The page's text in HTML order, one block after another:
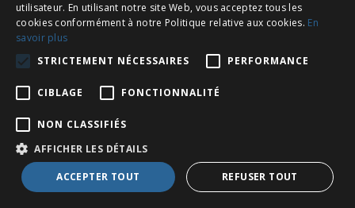
utilisateur. En utilisant notre site Web, vous acceptez tous les
cookies conformément à notre Politique relative aux cookies. En
savoir plus
STRICTEMENT NÉCESSAIRES
PERFORMANCE
CIBLAGE FONCTIONNALITÉ
NON CLASSIFIÉS
AFFICHER LES DÉTAILS
ACCEPTER TOUT REFUSER TOUT